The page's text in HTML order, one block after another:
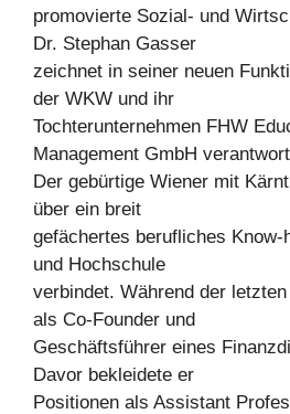
promovierte Sozial- und
Dr. Stephan Gasser
zeichnet in seiner neuen
der WKW und ihr
Tochterunternehmen FHW
Management GmbH
Der gebürtige Wiener mit
über ein breit
gefächertes berufliches
und Hochschule
verbindet. Während der
als Co-Founder und
Geschäftsführer eines
Davor bekleidete er
Positionen als Assistant